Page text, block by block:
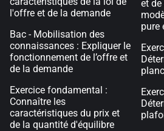
l'offre et de la demande
Bac - Mobilisation des
connaissances : Expliquer le
fonctionnement de l’offre et
de la demande
Exercice fondamental :
Connaître les
caractéristiques du prix et
de la quantité d'équilibre
et
pure